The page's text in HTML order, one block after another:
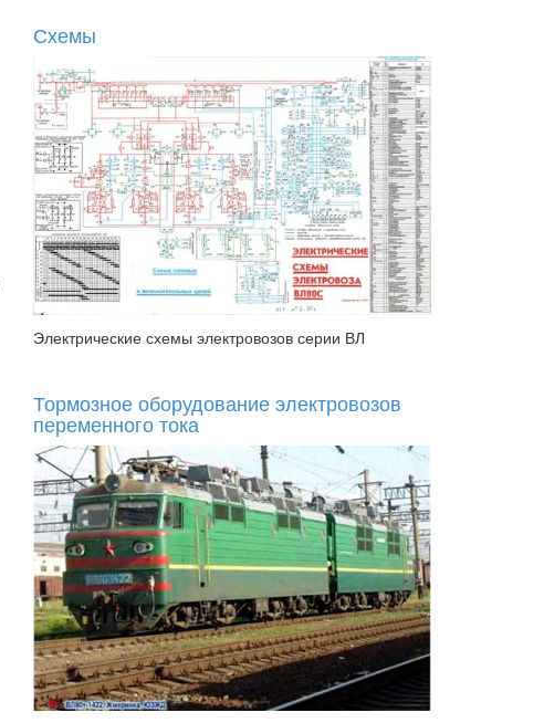
Схемы
Электрические схемы электровозов серии ВЛ
Тормозное оборудование электровозов
переменного тока